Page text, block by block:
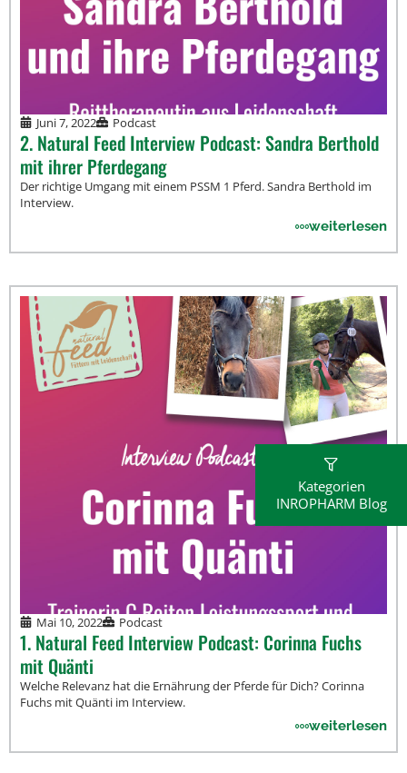
Juni 7, 2022 Podcast
2. Natural Feed Interview Podcast: Sandra Berthold
mit ihrer Pferdegang
Der richtige Umgang mit einem PSSM 1 Pferd. Sandra Berthold im
Interview.
weiterlesen
Mai 10, 2022 Podcast
1. Natural Feed Interview Podcast: Corinna Fuchs
mit Quänti
Welche Relevanz hat die Ernährung der Pferde für Dich? Corinna
Fuchs mit Quänti im Interview.
weiterlesen
Kategorien
INROPHARM Blog